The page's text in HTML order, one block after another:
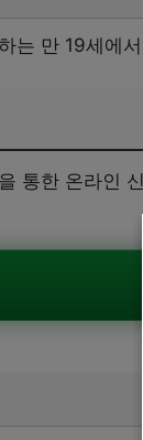
는 만 19세에
통한 온라인